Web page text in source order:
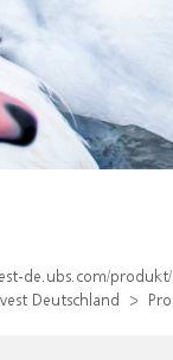
de.ubs.com/
Deutschland